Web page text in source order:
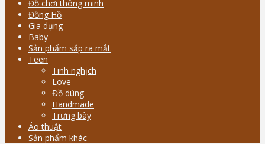
Đồ chơi thông minh
Đồng Hồ
Gia dụng
Baby
Sản phẩm sắp ra mắt
Teen
Tinh nghịch
Love
Đồ dùng
Handmade
Trưng bày
Ảo thuật
Sản phẩm khác